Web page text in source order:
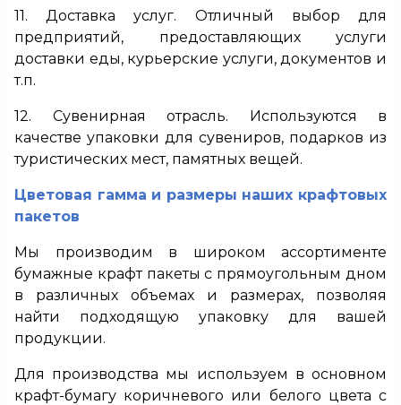
11. Доставка услуг. Отличный выбор для
предприятий, предоставляющих услуги
доставки еды, курьерские услуги, документов и
т.п.
12. Сувенирная отрасль. Используются в
качестве упаковки для сувениров, подарков из
туристических мест, памятных вещей.
Цветовая гамма и размеры наших крафтовых
пакетов
Мы производим в широком ассортименте
бумажные крафт пакеты с прямоугольным дном
в различных объемах и размерах, позволяя
найти подходящую упаковку для вашей
продукции.
Для производства мы используем в основном
крафт-бумагу коричневого или белого цвета с